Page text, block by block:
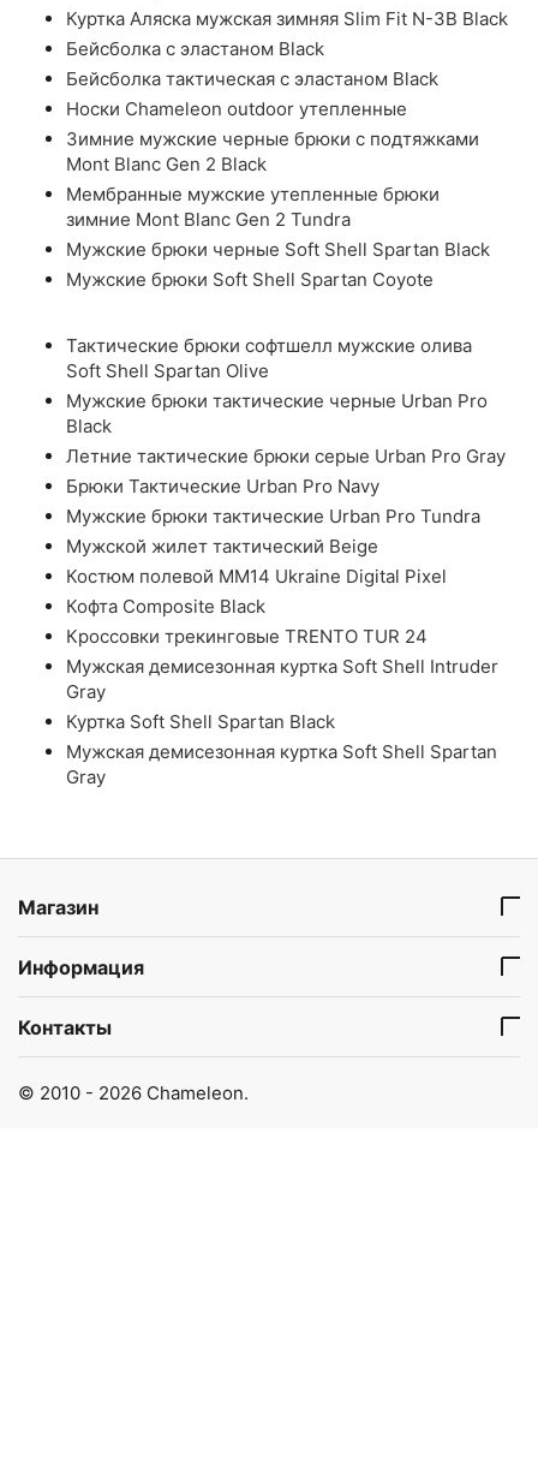
Куртка Аляска мужская зимняя Slim Fit N-3B Black
Бейсболка с эластаном Black
Бейсболка тактическая с эластаном Black
Носки Chameleon outdoor утепленные
Зимние мужские черные брюки с подтяжками
Mont Blanc Gen 2 Black
Мембранные мужские утепленные брюки
зимние Mont Blanc Gen 2 Tundra
Мужские брюки черные Soft Shell Spartan Black
Мужские брюки Soft Shell Spartan Coyote
Тактические брюки софтшелл мужские олива
Soft Shell Spartan Olive
Мужские брюки тактические черные Urban Pro
Black
Летние тактические брюки серые Urban Pro Gray
Брюки Тактические Urban Pro Navy
Мужские брюки тактические Urban Pro Tundra
Мужской жилет тактический Beige
Костюм полевой ММ14 Ukraine Digital Pixel
Кофта Composite Black
Кроссовки трекинговые TRENTO TUR 24
Мужская демисезонная куртка Soft Shell Intruder
Gray
Куртка Soft Shell Spartan Black
Мужская демисезонная куртка Soft Shell Spartan
Gray
Магазин
Информация
Контакты
© 2010 - 2026 Chameleon.